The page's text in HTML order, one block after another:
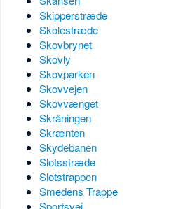
Skipperstræde
Skolestræde
Skovbrynet
Skovly
Skovparken
Skovvejen
Skovvænget
Skråningen
Skrænten
Skydebanen
Slotsstræde
Slotstrappen
Smedens Trappe
Sportsvej